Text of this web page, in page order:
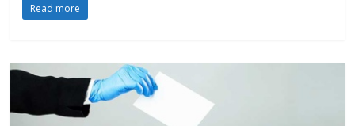
Read more